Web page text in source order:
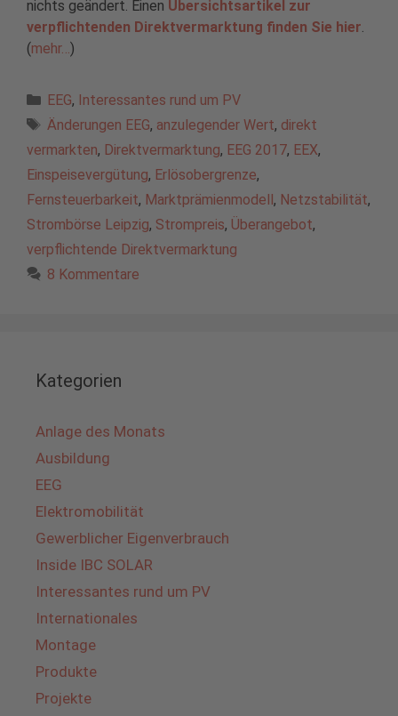
nichts geändert. Einen Übersichtsartikel zur
verpflichtenden Direktvermarktung finden Sie hier
(mehr… )
Kategorien
EEG, Interessantes rund um PV
Schlagwörter
Änderungen EEG, anzulegender Wert, direkt
vermarkten, Direktvermarktung, EEG 2017, EEX,
Einspeisevergütung, Erlösobergrenze,
Fernsteuerbarkeit, Marktprämienmodell, Netzstabilität,
Strombörse Leipzig, Strompreis, Überangebot,
verpflichtende Direktvermarktung
8 Kommentare
Kategorien
Anlage des Monats
Ausbildung
EEG
Elektromobilität
Gewerblicher Eigenverbrauch
Inside IBC SOLAR
Interessantes rund um PV
Internationales
Montage
Produkte
Projekte